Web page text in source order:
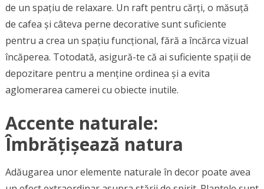
de un spațiu de relaxare. Un raft pentru cărți, o măsuță
de cafea și câteva perne decorative sunt suficiente
pentru a crea un spațiu funcțional, fără a încărca vizual
încăperea. Totodată, asigură-te că ai suficiente spații de
depozitare pentru a menține ordinea și a evita
aglomerarea camerei cu obiecte inutile.
Accente naturale:
Îmbrățișează natura
Adăugarea unor elemente naturale în decor poate avea